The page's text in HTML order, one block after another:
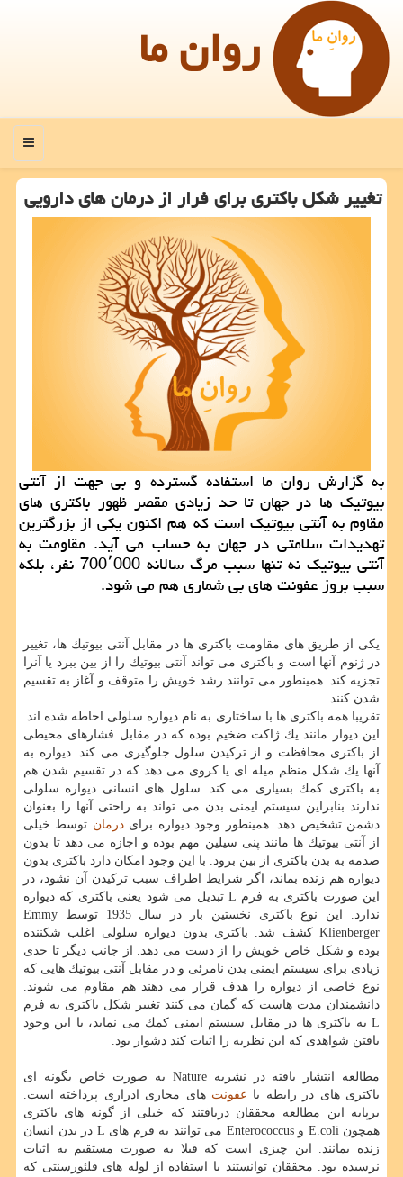
روان ما
منو
تغییر شكل باكتری برای فرار از درمان های دارویی
به گزارش روان ما استفاده گسترده و بی جهت از آنتی
بیوتیك ها در جهان تا حد زیادی مقصر ظهور باكتری های
مقاوم به آنتی بیوتیك است كه هم اكنون یكی از بزرگترین
تهدیدات سلامتی در جهان به حساب می آید. مقاومت به
آنتی بیوتیك نه تنها سبب مرگ سالانه 700٬000 نفر، بلكه
سبب بروز عفونت های بی شماری هم می شود.
یكی از طریق های مقاومت باكتری ها در مقابل آنتی بیوتیك ها، تغییر
در ژنوم آنها است و باكتری می تواند آنتی بیوتیك را از بین ببرد یا آنرا
تجزیه كند. همینطور می توانند رشد خویش را متوقف و آغاز به تقسیم
شدن كنند.
تقریبا همه باكتری ها با ساختاری به نام دیواره سلولی احاطه شده اند.
این دیوار مانند یك ژاكت ضخیم بوده كه در مقابل فشارهای محیطی
از باكتری محافظت و از تركیدن سلول جلوگیری می كند. دیواره به
آنها یك شكل منظم میله ای یا كروی می دهد كه در تقسیم شدن هم
به باكتری كمك بسیاری می كند. سلول های انسانی دیواره سلولی
ندارند بنابراین سیستم ایمنی بدن می تواند به راحتی آنها را بعنوان
دشمن تشخیص دهد. همینطور وجود دیواره برایدرمان توسط خیلی
از آنتی بیوتیك ها مانند پنی سیلین مهم بوده و اجازه می دهد تا بدون
صدمه به بدن باكتری از بین برود. با این وجود امكان دارد باكتری بدون
دیواره هم زنده بماند، اگر شرایط اطراف سبب تركیدن آن نشود، در
این صورت باكتری به فرم L تبدیل می شود یعنی باكتری كه دیواره
ندارد. این نوع باكتری نخستین بار در سال 1935 توسط Emmy
Klienberger كشف شد. باكتری بدون دیواره سلولی اغلب شكننده
بوده و شكل خاص خویش را از دست می دهد. از جانب دیگر تا حدی
زیادی برای سیستم ایمنی بدن نامرئی و در مقابل آنتی بیوتیك هایی كه
نوع خاصی از دیواره را هدف قرار می دهند هم مقاوم می شوند.
دانشمندان مدت هاست كه گمان می كنند تغییر شكل باكتری به فرم
L به باكتری ها در مقابل سیستم ایمنی كمك می نماید، با این وجود
یافتن شواهدی كه این نظریه را اثبات كند دشوار بود.
مطالعه انتشار یافته در نشریه Nature به صورت خاص بگونه ای
باكتری های در رابطه با عفونت های مجاری ادراری پرداخته است.
برپایه این مطالعه محققان دریافتند كه خیلی از گونه های باكتری
همچون E.coli و Enterococcus می توانند به فرم های L در بدن انسان
زنده بمانند. این چیزی است كه قبلا به صورت مستقیم به اثبات
نرسیده بود. محققان توانستند با استفاده از لوله های فلئورسنتی كه